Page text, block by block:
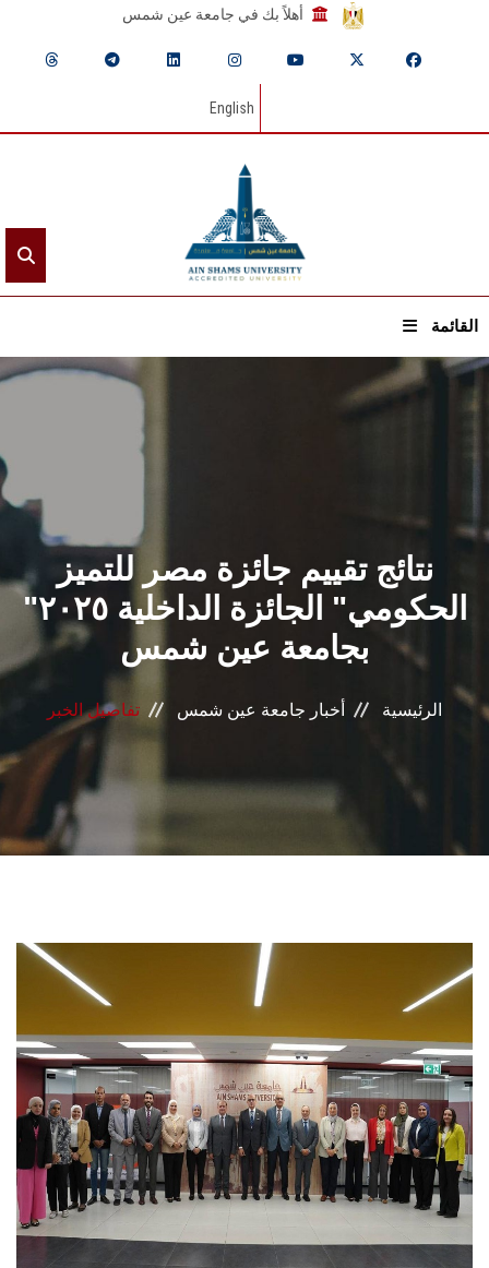
أهلاً بك في جامعة عين شمس
English
القائمة
الرئيسيـة
القطاعـات
الشئون الأكاديمية
البحث العلمي
المراكز والوحدات
الأنظمة الذكية
هيئة التدريس
الدراسات العليا
الخريجين
الموظفون
نتائج تقييم جائزة مصر للتميز
الحكومي" الجائزة الداخلية ٢٠٢٥"
بجامعة عين شمس
الرئيسية أخبار جامعة عين شمس تفاصيل الخبر